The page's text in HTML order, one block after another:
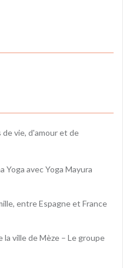
de vie, d'amour et de
Yoga avec Yoga Mayura
entre Espagne et France
la ville de Mèze – Le groupe